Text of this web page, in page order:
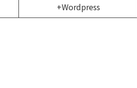
+Wordpress